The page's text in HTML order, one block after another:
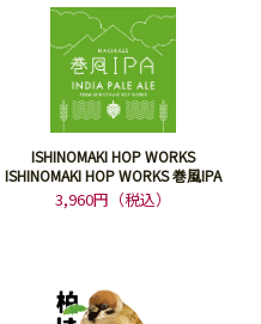
ISHINOMAKI HOP WORKS
ISHINOMAKI HOP WORKS 巻風IPA
3,960円（税込）